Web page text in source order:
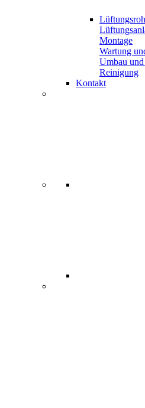
Montage
Wartung
Umbau
Reinigung
Kontakt